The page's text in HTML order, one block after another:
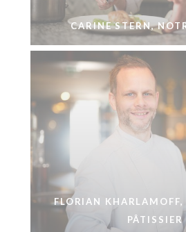
CARINE STERN,
FLORIAN KHARLAMOFF,
PÂTISSIER